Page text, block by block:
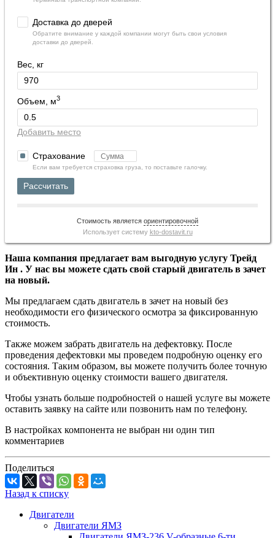
Доставка до дверей
Обратите внимание у каждой компании могут быть свои условия
доставки до дверей.
Вес, кг
Объем, м3
Добавить место
Страхование
Если вам требуется страховка груза, то поставьте галочку.
Рассчитать
Стоимость является ориентировочной
Использует систему kto-dostavit.ru
Наша компания предлагает вам выгодную услугу Трейд
Ин . У нас вы можете сдать свой старый двигатель в зачет
на новый.
Мы предлагаем сдать двигатель в зачет на новый без
необходимости его физического осмотра за фиксированную
стоимость.
Также можем забрать двигатель на дефектовку. После
проведения дефектовки мы проведем подробную оценку его
состояния. Таким образом, вы можете получить более точную
и объективную оценку стоимости вашего двигателя.
Чтобы узнать больше подробностей о нашей услуге вы можете
оставить заявку на сайте или позвонить нам по телефону.
В настройках компонента не выбран ни один тип
комментариев
Поделиться
Назад к списку
Двигатели
Двигатели ЯМЗ